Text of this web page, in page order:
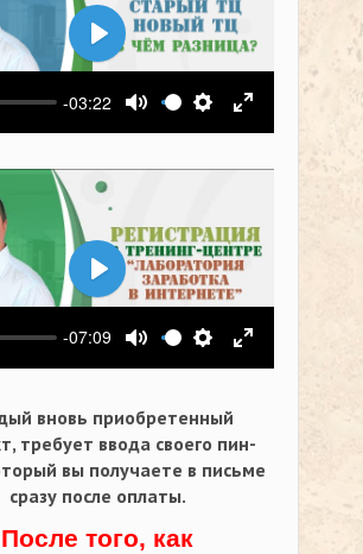
-03:22
Выключить звук
Настройки
На весь
Воспроизвести
-07:09
Выключить звук
Настройки
На весь
Воспроизвести
вновь приобретенный
требует ввода своего пин-
вы получаете в письме
сразу после оплаты.
После того, как